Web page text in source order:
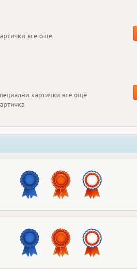
все още
картички все още